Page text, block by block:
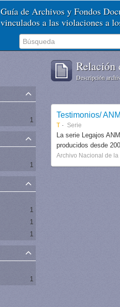
Guía de Archivos y Fondos
vinculados a las violaciones a
1
1
1
1
1
1
Relación
Descripción
Testimonios/ ANM
T Serie
La serie Legajos
producidos desde
Archivo Nacional de la